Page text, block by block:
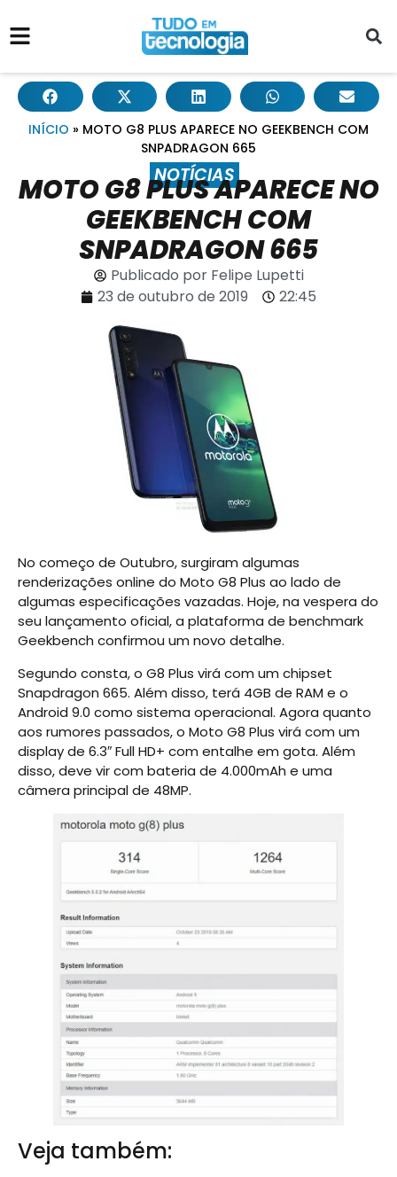
INÍCIO » MOTO G8 PLUS APARECE NO GEEKBENCH COM
SNPADRAGON 665
NOTÍCIAS
MOTO G8 PLUS APARECE NO
GEEKBENCH COM
SNPADRAGON 665
Publicado porFelipe Lupetti
23 de outubro de 2019
22:45
No começo de Outubro, surgiram algumas
renderizações online do Moto G8 Plus ao lado de
algumas especificações vazadas. Hoje, na vespera do
seu lançamento oficial, a plataforma de benchmark
Geekbench confirmou um novo detalhe.
Segundo consta, o G8 Plus virá com um chipset
Snapdragon 665. Além disso, terá 4GB de RAM e o
Android 9.0 como sistema operacional. Agora quanto
aos rumores passados, o Moto G8 Plus virá com um
display de 6.3″ Full HD+ com entalhe em gota. Além
disso, deve vir com bateria de 4.000mAh e uma
câmera principal de 48MP.
Veja também: